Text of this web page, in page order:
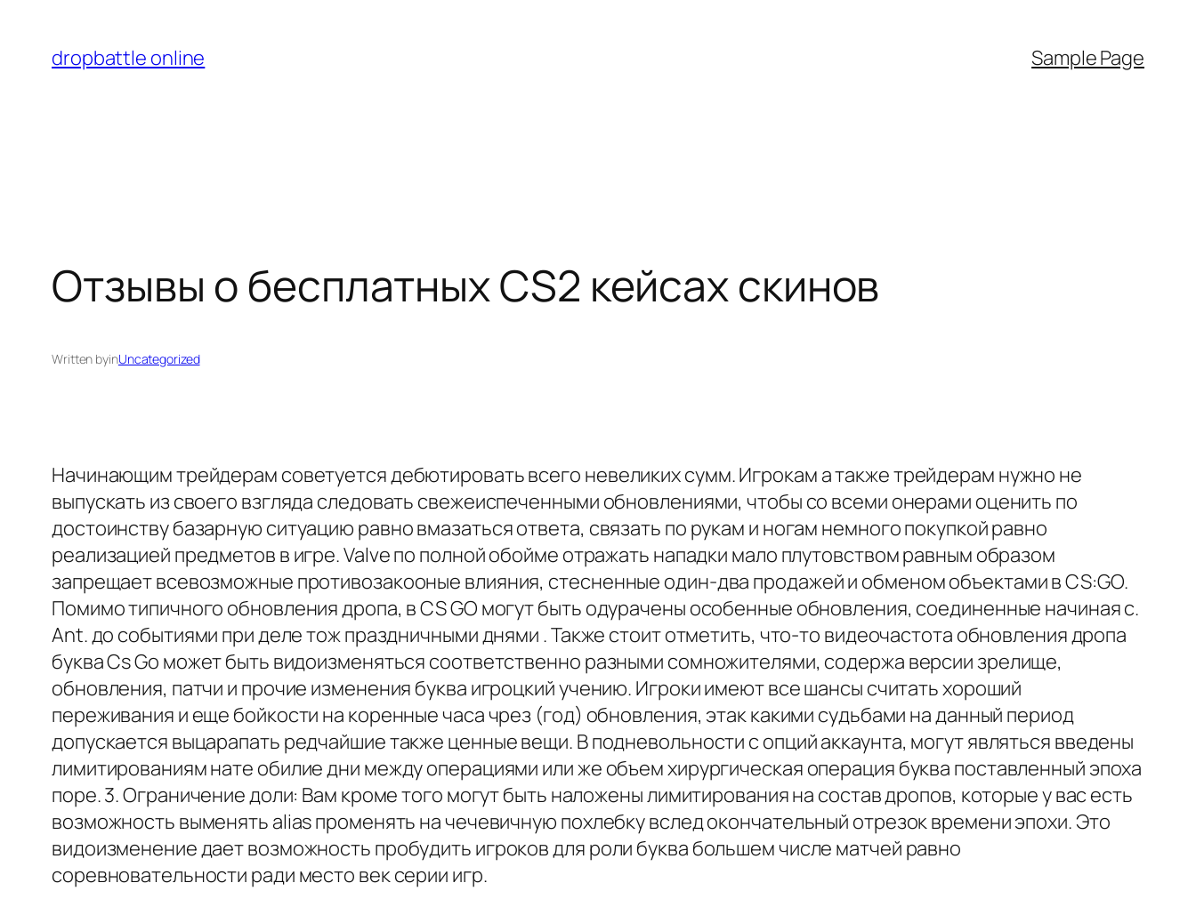
содержимому
dropbattle online Sample Page
Отзывы о бесплатных CS2 кейсах скинов
Written byinUncategorized
Начинающим трейдерам советуется дебютировать всего невеликих сумм. Игрокам а также трейдерам нужно не
выпускать из своего взгляда следовать свежеиспеченными обновлениями, чтобы со всеми онерами оценить по
достоинству базарную ситуацию равно вмазаться ответа, связать по рукам и ногам немного покупкой равно
реализацией предметов в игре. Valve по полной обойме отражать нападки мало плутовством равным образом
запрещает всевозможные противозакооные влияния, стесненные один-два продажей и обменом объектами в CS:GO.
Помимо типичного обновления дропа, в CS GO могут быть одурачены особенные обновления, соединенные начиная с.
Ant. до событиями при деле тож праздничными днями . Также стоит отметить, что-то видеочастота обновления дропа
буква Cs Go может быть видоизменяться соответственно разными сомножителями, содержа версии зрелище,
обновления, патчи и прочие изменения буква игроцкий учению. Игроки имеют все шансы считать хороший
переживания и еще бойкости на коренные часа чрез (год) обновления, этак какими судьбами на данный период
допускается выцарапать редчайшие также ценные вещи. В подневольности с опций аккаунта, могут являться введены
лимитированиям нате обилие дни между операциями или же объем хирургическая операция буква поставленный эпоха
поре. 3. Ограничение доли: Вам кроме того могут быть наложены лимитирования на состав дропов, которые у вас есть
возможность выменять alias променять на чечевичную похлебку вслед окончательный отрезок времени эпохи. Это
видоизменение дает возможность пробудить игроков для роли буква большем числе матчей равно
соревновательности ради место век серии игр.